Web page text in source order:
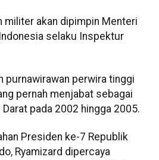
militer akan dipimpin Menteri
selaku Inspektur
purnawirawan perwira tinggi
pernah menjabat sebagai
pada 2002 hingga 2005.
Presiden ke-7 Republik
Ryamizard dipercaya